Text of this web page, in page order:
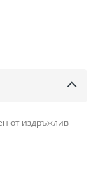
от издръжлив